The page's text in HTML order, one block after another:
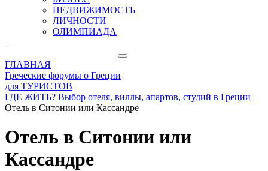
НЕДВИЖИМОСТЬ
ЛИЧНОСТИ
ОЛИМПИАДА
ГЛАВНАЯ
Греческие форумы о Греции
для ТУРИСТОВ
ГДЕ ЖИТЬ? Выбор отеля, виллы, апартов, студий в Греции
Отель в Ситонии или Кассандре
Отель в Ситонии или
Кассандре